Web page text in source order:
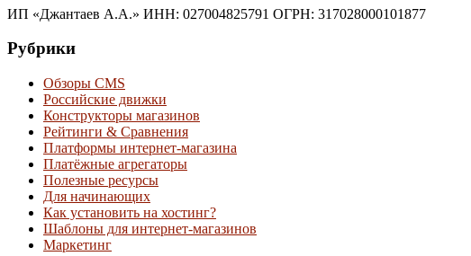
ИП «Джантаев А.А.» ИНН: 027004825791 ОГРН: 317028000101877
Рубрики
Обзоры CMS
Российские движки
Конструкторы магазинов
Рейтинги & Cравнения
Платформы интернет-магазина
Платёжные агрегаторы
Полезные ресурсы
Для начинающих
Как установить на хостинг?
Шаблоны для интернет-магазинов
Маркетинг